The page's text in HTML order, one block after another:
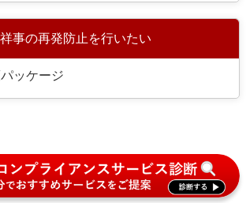
事の再発防止を行いたい
ッケージ